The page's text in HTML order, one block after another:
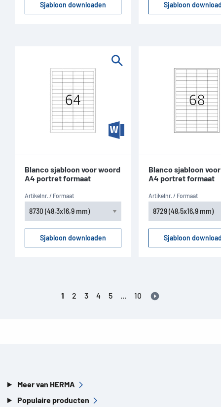
Sjabloon downloaden Sjabloon
Blanco sjabloon voor woord
A4 portret formaat
Artikelnr. / Formaat
Sjabloon downloaden
Blanco sjabloon
A4 portret formaat
Artikelnr. / Formaat
Sjabloon
1 2 3 4 5 ... 10
Meer van HERMA
Populaire producten